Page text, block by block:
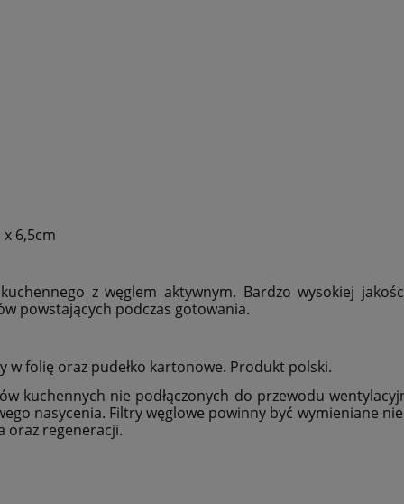
6,5cm
z węglem aktywnym. Bardzo wysokiej
powstających podczas gotowania.
folię oraz pudełko kartonowe. Produkt polski.
kuchennych nie podłączonych do przewodu
nasycenia. Filtry węglowe powinny być wymieniane
oraz regeneracji.